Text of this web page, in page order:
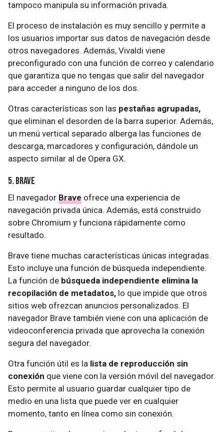
tampoco manipula su información privada.
El proceso de instalación es muy sencillo y permite a
los usuarios importar sus datos de navegación desde
otros navegadores. Además, Vivaldi viene
preconfigurado con una función de correo y calendario
que garantiza que no tengas que salir del navegador
para acceder a ninguno de los dos.
Otras características son las pestañas agrupadas,
que eliminan el desorden de la barra superior. Además,
un menú vertical separado alberga las funciones de
descarga, marcadores y configuración, dándole un
aspecto similar al de Opera GX.
5. Brave
El navegador Brave ofrece una experiencia de
navegación privada única. Además, está construido
sobre Chromium y funciona rápidamente como
resultado.
Brave tiene muchas características únicas integradas.
Esto incluye una función de búsqueda independiente.
La función de búsqueda independiente elimina la
recopilación de metadatos, lo que impide que otros
sitios web ofrezcan anuncios personalizados. El
navegador Brave también viene con una aplicación de
videoconferencia privada que aprovecha la conexión
segura del navegador.
Otra función útil es la lista de reproducción sin
conexión que viene con la versión móvil del navegador.
Esto permite al usuario guardar cualquier tipo de
medio en una lista que puede ver en cualquier
momento, tanto en línea como sin conexión.